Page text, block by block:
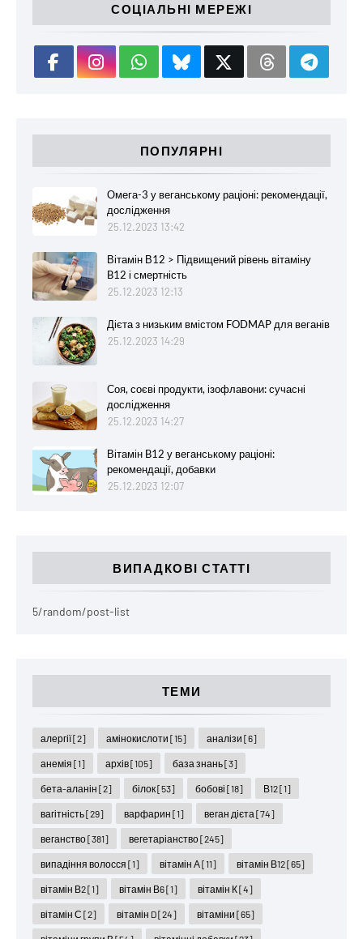
СОЦІАЛЬНІ МЕРЕЖІ
ПОПУЛЯРНІ
Омега-3 у веганському раціоні: рекомендації,
дослідження
25.12.2023 13:42
Вітамін В12 > Підвищений рівень вітаміну
B12 і смертність
25.12.2023 12:13
Дієта з низьким вмістом FODMAP для веганів
25.12.2023 14:29
Соя, соєві продукти, ізофлавони: сучасні
дослідження
25.12.2023 14:27
Вітамін B12 у веганському раціоні:
рекомендації, добавки
25.12.2023 12:07
ВИПАДКОВІ СТАТТІ
5/random/post-list
ТЕМИ
алергії[2] амінокислоти [15] аналізи [6]
анемія [1] архів[105] база знань[3]
бета-аланін [2] білок[53] бобові [18] В12[1]
вагітність[29] варфарин [1] веган дієта [74]
веганство[381] вегетаріанство[245]
випадіння волосся [1] вітамін А[11] вітамін В12[65]
вітамін В2[1] вітамін В6[1] вітамін К[4]
вітамін С [2] вітамін D[24] вітаміни [65]